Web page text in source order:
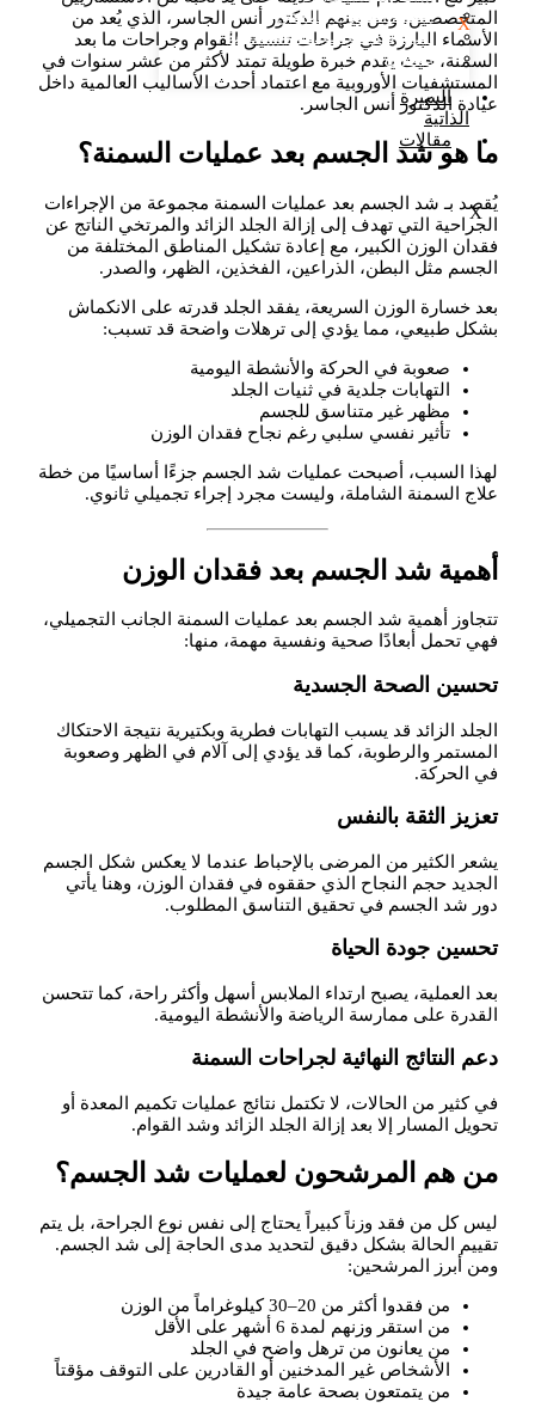
X
شفط الدهون والحقن​
الليبوديما أو الوذمة الشحمية
التعرق
السيرة
الذاتية
مقالات
X
المتخصصين، ومن بينهم الدكتور أنس الجاسر، الذي يُعد من
الأسماء البارزة في جراحات تنسيق القوام وجراحات ما بعد
السمنة، حيث يقدم خبرة طويلة تمتد لأكثر من عشر سنوات في
المستشفيات الأوروبية مع اعتماد أحدث الأساليب العالمية داخل
عيادة الدكتور أنس الجاسر.
ما هو شد الجسم بعد عمليات السمنة؟
يُقصد بـ شد الجسم بعد عمليات السمنة مجموعة من الإجراءات
الجراحية التي تهدف إلى إزالة الجلد الزائد والمرتخي الناتج عن
فقدان الوزن الكبير، مع إعادة تشكيل المناطق المختلفة من
الجسم مثل البطن، الذراعين، الفخذين، الظهر، والصدر.
بعد خسارة الوزن السريعة، يفقد الجلد قدرته على الانكماش
بشكل طبيعي، مما يؤدي إلى ترهلات واضحة قد تسبب:
صعوبة في الحركة والأنشطة اليومية
التهابات جلدية في ثنيات الجلد
مظهر غير متناسق للجسم
تأثير نفسي سلبي رغم نجاح فقدان الوزن
لهذا السبب، أصبحت عمليات شد الجسم جزءًا أساسيًا من خطة
علاج السمنة الشاملة، وليست مجرد إجراء تجميلي ثانوي.
أهمية شد الجسم بعد فقدان الوزن
تتجاوز أهمية شد الجسم بعد عمليات السمنة الجانب التجميلي،
فهي تحمل أبعادًا صحية ونفسية مهمة، منها:
تحسين الصحة الجسدية
الجلد الزائد قد يسبب التهابات فطرية وبكتيرية نتيجة الاحتكاك
المستمر والرطوبة، كما قد يؤدي إلى آلام في الظهر وصعوبة
في الحركة.
تعزيز الثقة بالنفس
يشعر الكثير من المرضى بالإحباط عندما لا يعكس شكل الجسم
الجديد حجم النجاح الذي حققوه في فقدان الوزن، وهنا يأتي
دور شد الجسم في تحقيق التناسق المطلوب.
تحسين جودة الحياة
بعد العملية، يصبح ارتداء الملابس أسهل وأكثر راحة، كما تتحسن
القدرة على ممارسة الرياضة والأنشطة اليومية.
دعم النتائج النهائية لجراحات السمنة
في كثير من الحالات، لا تكتمل نتائج عمليات تكميم المعدة أو
تحويل المسار إلا بعد إزالة الجلد الزائد وشد القوام.
من هم المرشحون لعمليات شد الجسم؟
ليس كل من فقد وزناً كبيراً يحتاج إلى نفس نوع الجراحة، بل يتم
تقييم الحالة بشكل دقيق لتحديد مدى الحاجة إلى شد الجسم.
ومن أبرز المرشحين:
من فقدوا أكثر من 20–30 كيلوغراماً من الوزن
من استقر وزنهم لمدة 6 أشهر على الأقل
من يعانون من ترهل واضح في الجلد
الأشخاص غير المدخنين أو القادرين على التوقف مؤقتاً
من يتمتعون بصحة عامة جيدة